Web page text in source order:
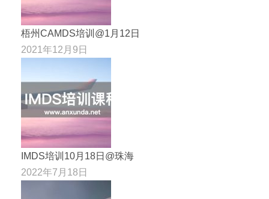
梧州CAMDS培训@1月12日
2021年12月9日
IMDS培训10月18日@珠海
2022年7月18日